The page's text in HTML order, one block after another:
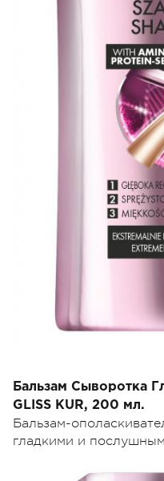
Бальзам Сыворотка
GLISS KUR, 200 мл.
Бальзам-
гладкими и